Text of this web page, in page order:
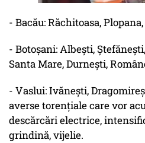
- Bacău: Răchitoasa,
- Botoşani: Albești,
Santa Mare, Durnești,
- Vaslui: Ivănești,
averse torențiale care vor
descărcări electrice,
grindină, vijelie.